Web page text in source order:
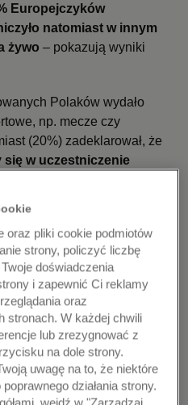
Europejczyków
natomiast w innym
żywo– pokazują wyniki
Polaków wydało
np. mecze czy
(20%) zadeklarował, że
się w uczestniczenie
respondent przyznał, że
pieniądze na
„czegoś nowego”, a co
przeżycia nad
8 na 10
również, że warto wydawać
Zdaniem 43%
wspomnienia
- pomaga spojrzeć na świat
oraz pliki cookie podmiotów
strony, policzyć liczbę
doświadczenia
i zapewnić Ci reklamy
oraz
stronach. W każdej chwili
lub zrezygnować z
na dole strony.
uwagę na to, że niektóre
działania strony.